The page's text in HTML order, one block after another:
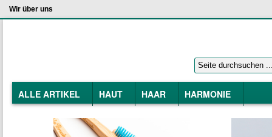
Wir über uns
ALLE ARTIKEL HAUT HAAR HARMONIE